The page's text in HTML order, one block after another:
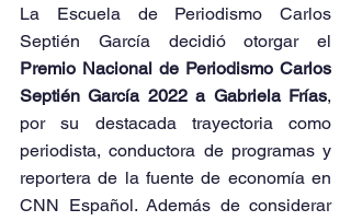
La Escuela de Periodismo Carlos
Premio Nacional de Periodismo Carlos
Septién García 2022 a Gabriela Frías,
por su destacada trayectoria como
periodista, conductora de programas y
reportera de la fuente de economía en
CNN Español. Además de considerar